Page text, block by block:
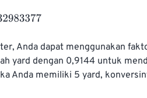
Anda dapat menggunakan
yard dengan 0,9144 untuk
Anda memiliki 5 yard,